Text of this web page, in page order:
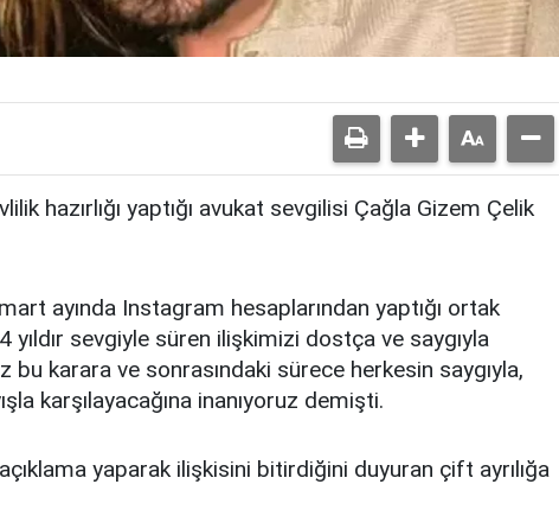
hazırlığı yaptığı avukat sevgilisi Çağla Gizem Çelik
ayında Instagram hesaplarından yaptığı ortak
yıldır sevgiyle süren ilişkimizi dostça ve saygıyla
bu karara ve sonrasındaki sürece herkesin saygıyla,
karşılayacağına inanıyoruz demişti.
yaparak ilişkisini bitirdiğini duyuran çift ayrılığa